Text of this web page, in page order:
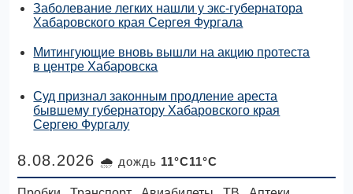
Заболевание легких нашли у экс-губернатора
Хабаровского края Сергея Фургала
Митингующие вновь вышли на акцию протеста
в центре Хабаровска
Суд признал законным продление ареста
бывшему губернатору Хабаровского края
Сергею Фургалу
8.08.2026 🌧 дождь 11°C11°C